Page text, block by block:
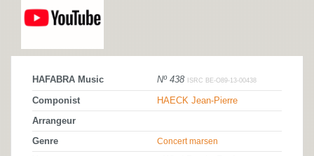
HAFABRA Music Nº 438 ISRC BE-O89-13-00438
Componist HAECK Jean-Pierre
Arrangeur
Genre Concert marsen